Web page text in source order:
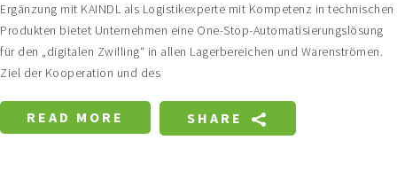
Ergänzung mit KAINDL als Logistikexperte mit Kompetenz in technischen
Produkten bietet Unternehmen eine One-Stop-Automatisierungslösung
für den „digitalen Zwilling“ in allen Lagerbereichen und Warenströmen.
Ziel der Kooperation und des
READ MORE SHARE